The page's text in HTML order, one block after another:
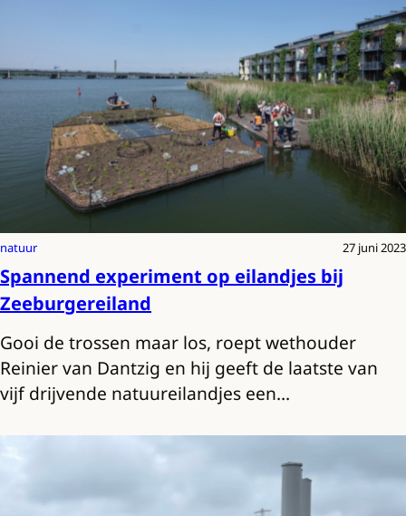
natuur 27 juni 2023
Spannend experiment op eilandjes bij
Zeeburgereiland
Gooi de trossen maar los, roept wethouder
Reinier van Dantzig en hij geeft de laatste van
vijf drijvende natuureilandjes een…